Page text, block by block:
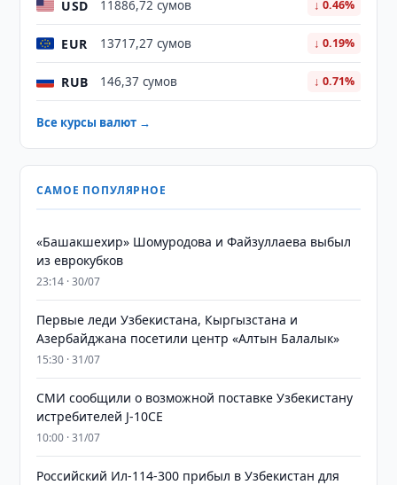
USD 11886,72 сумов ↓ 0.46%
EUR 13717,27 сумов ↓ 0.19%
RUB 146,37 сумов ↓ 0.71%
Все курсы валют →
САМОЕ ПОПУЛЯРНОЕ
«Башакшехир» Шомуродова и Файзуллаева выбыл
из еврокубков
23:14 · 30/07
Первые леди Узбекистана, Кыргызстана и
Азербайджана посетили центр «Алтын Балалык»
15:30 · 31/07
СМИ сообщили о возможной поставке Узбекистану
истребителей J-10CE
10:00 · 31/07
Российский Ил-114-300 прибыл в Узбекистан для